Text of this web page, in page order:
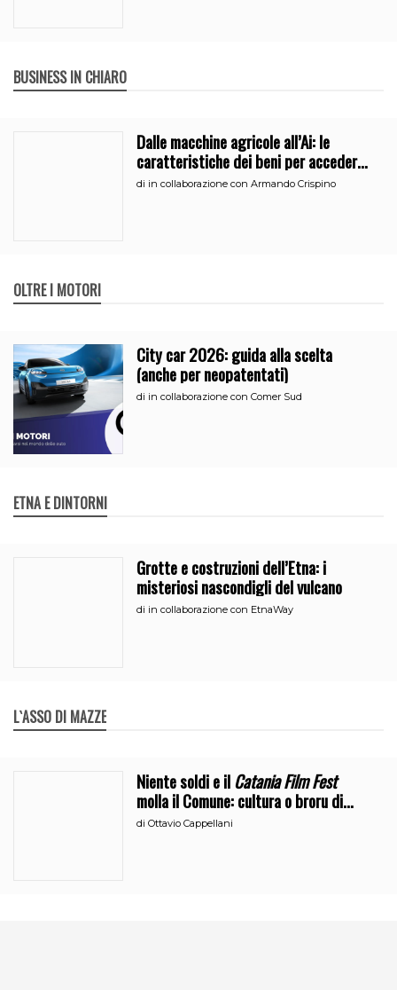
BUSINESS IN CHIARO
Dalle macchine agricole all’Ai: le
caratteristiche dei beni per accedere
all’iperammortamento
di in collaborazione con Armando Crispino
OLTRE I MOTORI
City car 2026: guida alla scelta
(anche per neopatentati)
di in collaborazione con Comer Sud
ETNA E DINTORNI
Grotte e costruzioni dell’Etna: i
misteriosi nascondigli del vulcano
di in collaborazione con EtnaWay
L`ASSO DI MAZZE
Niente soldi e ilCatania Film Fest
molla il Comune: cultura o broru di
ciciri?
diOttavio Cappellani